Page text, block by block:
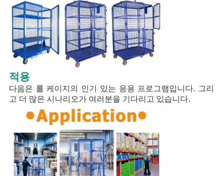
적용
다음은 롤 케이지의 인기 있는 응용 프로그램입니다. 그리
고 더 많은 시나리오가 여러분을 기다리고 있습니다.